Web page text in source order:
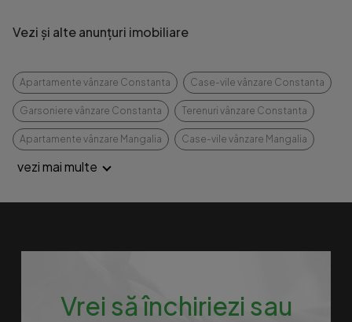
Vezi și alte anunțuri imobiliare
Apartamente vânzare Constanta Case-vile vânzare Constanta
Garsoniere vânzare Constanta Terenuri vânzare Constanta
Apartamente vânzare Mangalia Case-vile vânzare Mangalia
vezi mai multe
Vrei să închiriezi sau